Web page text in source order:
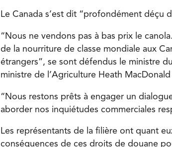
Le Canada s’est dit “profondément déçu
“Nous ne vendons pas à bas prix le
de la nourriture de classe mondiale aux
étrangers”, se sont défendus le ministre
ministre de l’Agriculture Heath
“Nous restons prêts à engager un
aborder nos inquiétudes commerciales
Les représentants de la filière ont quant
conséquences de ces droits de douane